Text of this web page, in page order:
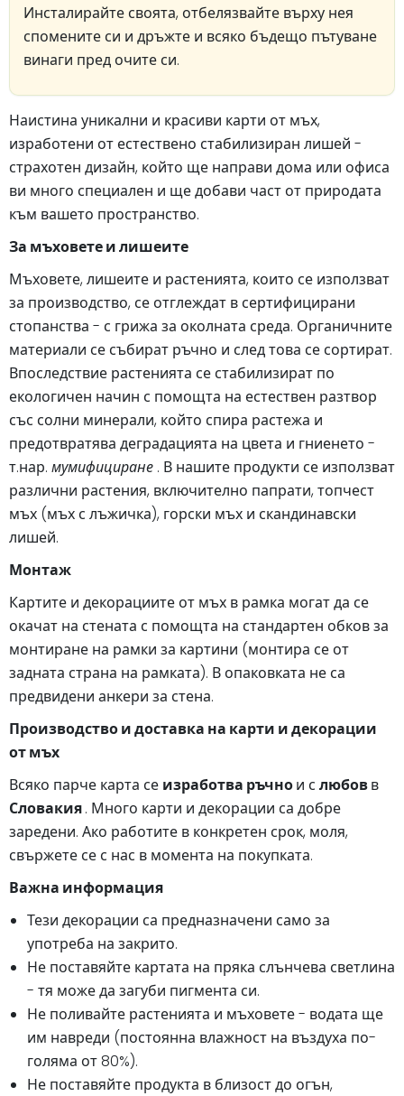
Инсталирайте своята, отбелязвайте върху нея
спомените си и дръжте и всяко бъдещо пътуване
винаги пред очите си.
Наистина уникални и красиви карти от мъх,
изработени от естествено стабилизиран лишей -
страхотен дизайн, който ще направи дома или офиса
ви много специален и ще добави част от природата
към вашето пространство.
За мъховете и лишеите
Мъховете, лишеите и растенията, които се използват
за производство, се отглеждат в сертифицирани
стопанства - с грижа за околната среда. Органичните
материали се събират ръчно и след това се сортират.
Впоследствие растенията се стабилизират по
екологичен начин с помощта на естествен разтвор
със солни минерали, който спира растежа и
предотвратява деградацията на цвета и гниенето -
т.нар. мумифициране . В нашите продукти се използват
различни растения, включително папрати, топчест
мъх (мъх с лъжичка), горски мъх и скандинавски
лишей.
Монтаж
Картите и декорациите от мъх в рамка могат да се
окачат на стената с помощта на стандартен обков за
монтиране на рамки за картини (монтира се от
задната страна на рамката). В опаковката не са
предвидени анкери за стена.
Производство и доставка на карти и декорации
от мъх
Всяко парче карта се изработва ръчнои с любовв
Словакия. Много карти и декорации са добре
заредени. Ако работите в конкретен срок, моля,
свържете се с нас в момента на покупката.
Важна информация
Тези декорации са предназначени само за
употреба на закрито.
Не поставяйте картата на пряка слънчева светлина
- тя може да загуби пигмента си.
Не поливайте растенията и мъховете - водата ще
им навреди (постоянна влажност на въздуха по-
голяма от 80%).
Не поставяйте продукта в близост до огън,